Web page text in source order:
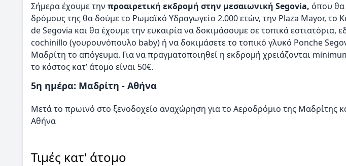
Σήμερα έχουμε την προαιρετική εκδρομή στην μεσαιωνική Segovia, όπου
δρόμους της θα δούμε το Ρωμαϊκό Υδραγωγείο 2.000 ετών, την Plaza Mayor, το
de Segovia και θα έχουμε την ευκαιρία να δοκιμάσουμε σε τοπικά εστιατόρια,
cochinillo (γουρουνόπουλο baby) ή να δοκιμάσετε το τοπικό γλυκό Ponche
Μαδρίτη το απόγευμα. Για να πραγματοποιηθεί η εκδρομή χρειάζονται
το κόστος κατ’ άτομο είναι 50€.
5η ημέρα: Μαδρίτη - Αθήνα
Μετά το πρωινό στο ξενοδοχείο αναχώρηση για το Αεροδρόμιο της Μαδρίτης
Αθήνα
Τιμές κατ' άτομο